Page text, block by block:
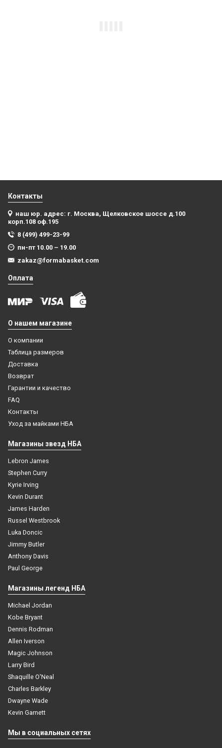
Баскетбольная майка НБА Бостон Селтикс № 8
4 499
Баскетбольная майка НБА Индиана Пейсерс № 0
Халибертон Тайриз черная 2024
Контакты
наш юр. адрес: г. Москва, Щелковское шоссе д.100
корп.108 оф.195
8 (499) 499-23-99
пн-пт 10.00 – 19.00
zakaz@formabasket.com
Оплата
О нашем магазине
О компании
Таблица размеров
Доставка
Возврат
Гарантии и качество
FAQ
Контакты
Уход за майками НБА
Магазины звезд НБА
Lebron James
Stephen Curry
Kyrie Irving
Kevin Durant
James Harden
Russel Westbrook
Luka Doncic
Jimmy Butler
Anthony Davis
Paul George
Магазины легенд НБА
Michael Jordan
Kobe Bryant
Dennis Rodman
Allen Iverson
Magic Johnson
Larry Bird
Shaquille O'Neal
Charles Barkley
Dwayne Wade
Kevin Garnett
Мы в социальных сетях